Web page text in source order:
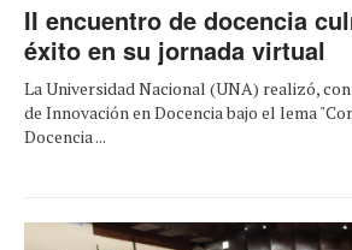
II encuentro de docencia
éxito en su jornada virtual
La Universidad Nacional (UNA) realizó,
de Innovación en Docencia bajo el lema
Docencia ...